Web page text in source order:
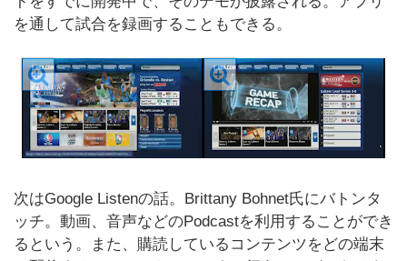
を通して試合を録画することもできる。
次はGoogle Listenの話。Brittany Bohnet氏にバトンタ
ッチ。動画、音声などのPodcastを利用することができ
るという。また、購読しているコンテンツをどの端末